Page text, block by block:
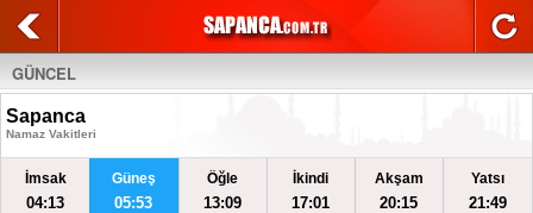
GÜNCEL
Sapanca
Namaz Vakitleri
İmsak
04:13
Güneş
05:53
Öğle
13:09
İkindi
17:01
Akşam
20:15
Yatsı
21:49